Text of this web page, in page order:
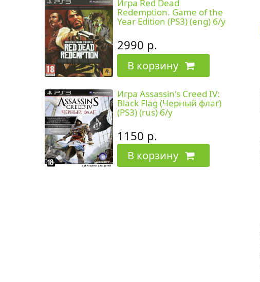
Игра Red Dead
Redemption. Game of the
Year Edition (PS3) (eng) б/у
2990 р.
В корзину
Игра Assassin's Creed IV:
Black Flag (Черный флаг)
(PS3) (rus) б/у
1150 р.
В корзину